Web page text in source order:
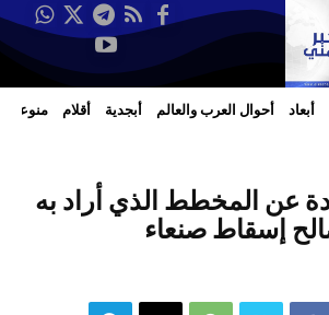
أبعاد أحوال العرب والعالم أبجدية أقلام منوعات
عن المخطط الذي أراد به
إسقاط صنعاء